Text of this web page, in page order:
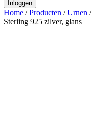
Inloggen
Home / Producten / Urnen /
Sterling 925 zilver, glans